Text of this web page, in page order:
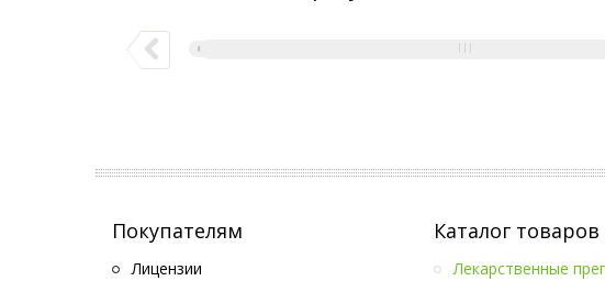
Покупателям
Лицензии
Каталог товаров
Лекарственные